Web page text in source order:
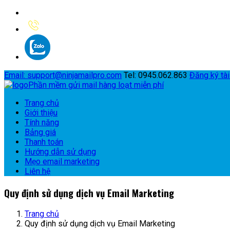
Email: support@ninjamailpro.com Tel: 0945.062.863 Đăng ký
Phần mềm gửi mail hàng loạt miễn phí
Trang chủ
Giới thiệu
Tính năng
Bảng giá
Thanh toán
Hướng dẫn sử dụng
Mẹo email marketing
Liên hệ
Quy định sử dụng dịch vụ Email Marketing
Trang chủ
Quy định sử dụng dịch vụ Email Marketing